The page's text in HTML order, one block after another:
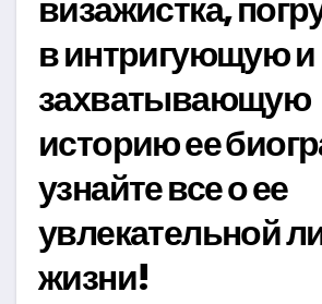
в интригующую и
захватывающую
историю ее
узнайте все о ее
увлекательной
жизни!